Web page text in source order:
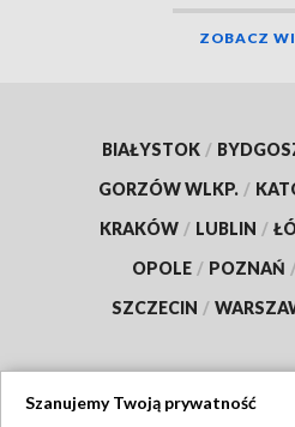
ZOBACZ
BIAŁYSTOK /
GORZÓW WLKP. /
KRAKÓW / LUBLIN /
OPOLE / POZNAŃ
SZCZECIN /
Szanujemy Twoją prywatność